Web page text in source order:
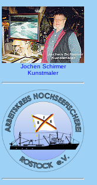
Jochen Schirmer
Kunstmaler